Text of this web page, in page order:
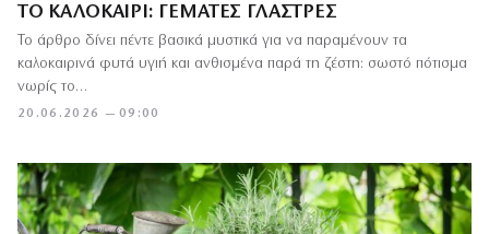
ΤΟ ΚΑΛΟΚΑΊΡΙ: ΓΕΜΆΤΕΣ ΓΛΆΣΤΡΕΣ
20.06.2026 — 09:00
Το άρθρο δίνει πέντε βασικά μυστικά για να παραμένουν τα
καλοκαιρινά φυτά υγιή και ανθισμένα παρά τη ζέστη: σωστό πότισμα
νωρίς το…